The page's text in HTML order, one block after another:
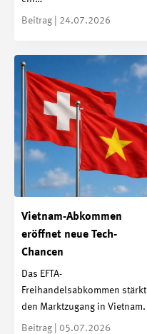
Beitrag | 24.07.2026
Vietnam-Abkommen
eröffnet neue Tech-
Chancen
Das EFTA-
Freihandelsabkommen stärkt
den Marktzugang in Vietnam.
Beitrag | 05.07.2026